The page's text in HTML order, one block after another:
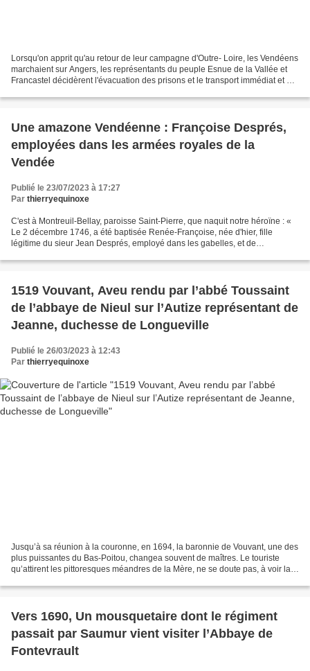
Lorsqu'on apprit qu'au retour de leur campagne d'Outre- Loire, les Vendéens
marchaient sur Angers, les représentants du peuple Esnue de la Vallée et
Francastel décidèrent l'évacuation des prisons et le transport immédiat et en
Une amazone Vendéenne : Françoise Després,
employées dans les armées royales de la
Vendée
Publié le 23/07/2023 à 17:27
Par thierryequinoxe
C'est à Montreuil-Bellay, paroisse Saint-Pierre, que naquit notre héroïne : «
Le 2 décembre 1746, a été baptisée Renée-Françoise, née d'hier, fille
légitime du sieur Jean Després, employé dans les gabelles, et de
1519 Vouvant, Aveu rendu par l’abbé Toussaint
de l’abbaye de Nieul sur l’Autize représentant de
Jeanne, duchesse de Longueville
Publié le 26/03/2023 à 12:43
Par thierryequinoxe
Jusqu’à sa réunion à la couronne, en 1694, la baronnie de Vouvant, une des
plus puissantes du Bas-Poitou, changea souvent de maîtres. Le touriste
qu’attirent les pittoresques méandres de la Mère, ne se doute pas, à voir la
Vers 1690, Un mousquetaire dont le régiment
passait par Saumur vient visiter l’Abbaye de
Fontevrault